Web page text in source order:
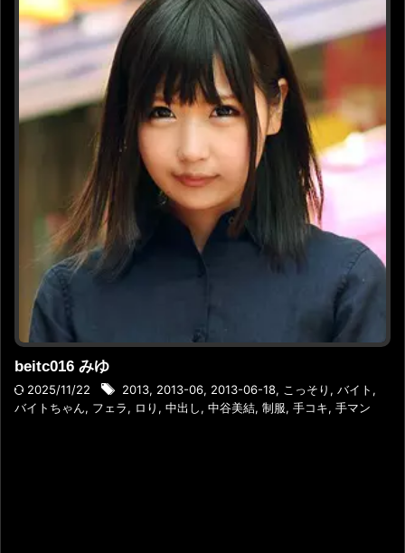
beitc016 みゆ
2025/11/22 2013, 2013-06, 2013-06-18, こっそり , バイト ,
バイトちゃん, フェラ, ロり , 中出し, 中谷美結, 制服, 手コキ, 手マン